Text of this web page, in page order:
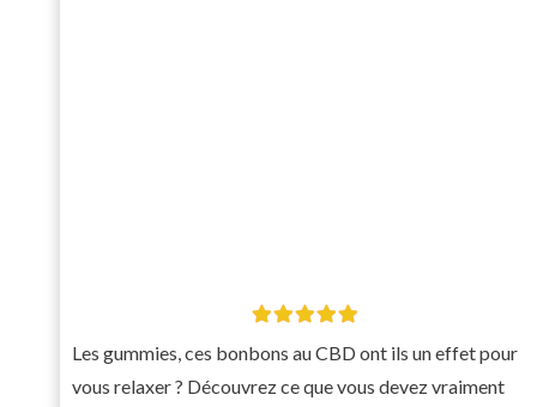
Les gummies, ces bonbons au CBD ont ils un effet pour
vous relaxer ? Découvrez ce que vous devez vraiment